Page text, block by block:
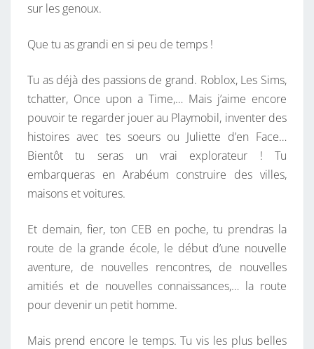
sur les genoux.
Que tu as grandi en si peu de temps !
Tu as déjà des passions de grand. Roblox, Les Sims,
tchatter, Once upon a Time,… Mais j’aime encore
pouvoir te regarder jouer au Playmobil, inventer des
histoires avec tes soeurs ou Juliette d’en Face…
Bientôt tu seras un vrai explorateur ! Tu
embarqueras en Arabéum construire des villes,
maisons et voitures.
Et demain, fier, ton CEB en poche, tu prendras la
route de la grande école, le début d’une nouvelle
aventure, de nouvelles rencontres, de nouvelles
amitiés et de nouvelles connaissances,… la route
pour devenir un petit homme.
Mais prend encore le temps. Tu vis les plus belles